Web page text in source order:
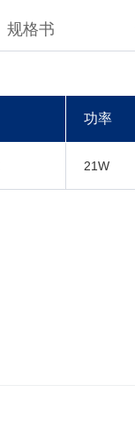
规格书
功率
21W